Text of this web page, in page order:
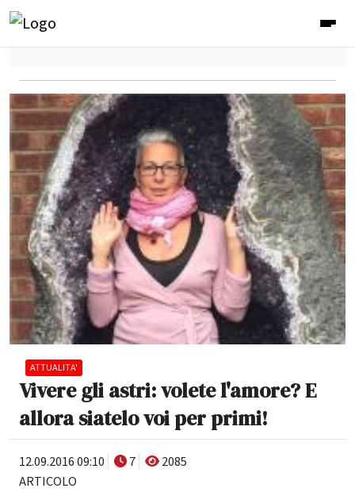
ATTUALITA'
Vivere gli astri: volete l'amore? E
allora siatelo voi per primi!
12.09.2016 09:10 7
2085
ARTICOLO